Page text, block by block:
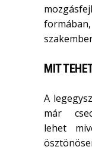
MIT
A
már
lehet